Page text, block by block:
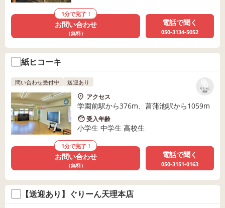
1分で完了！
お問い合わせ
（無料）
電話で聞く
050-3134-5052
紙ヒコーキ
リストに
保存
問い合わせ受付中 送迎あり
アクセス
学園前駅から376m、菖蒲池駅から1059m
受入年齢
小学生 中学生 高校生
1分で完了！
お問い合わせ
（無料）
電話で聞く
050-3151-0163
【送迎あり】ぐりーん天理本店